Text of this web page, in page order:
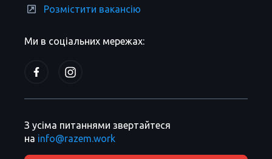
Ми в соціальних мережах:
Розмістити вакансію
З усіма питаннями звертайтеся
на info@razem.work